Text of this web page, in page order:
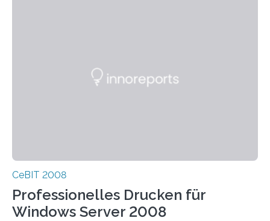
CeBIT 2008
Professionelles Drucken für
Windows Server 2008